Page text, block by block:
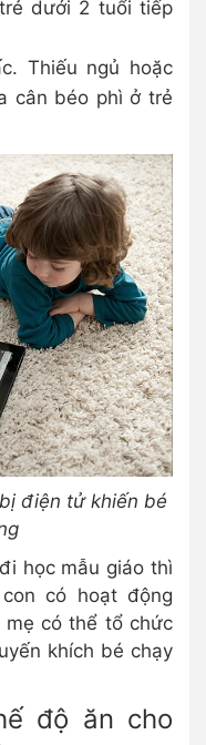
dưới 2 tuổi tiếp
Thiếu ngủ hoặc
cân béo phì ở trẻ
điện tử khiến bé
học mẫu giáo thì
có hoạt động
mẹ có thể tổ chức
khích bé chạy
độ ăn cho